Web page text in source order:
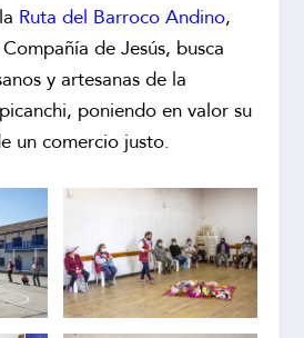
Ruta del Barroco Andino,
de Jesús, busca
y artesanas de la
poniendo en valor su
un comercio justo.